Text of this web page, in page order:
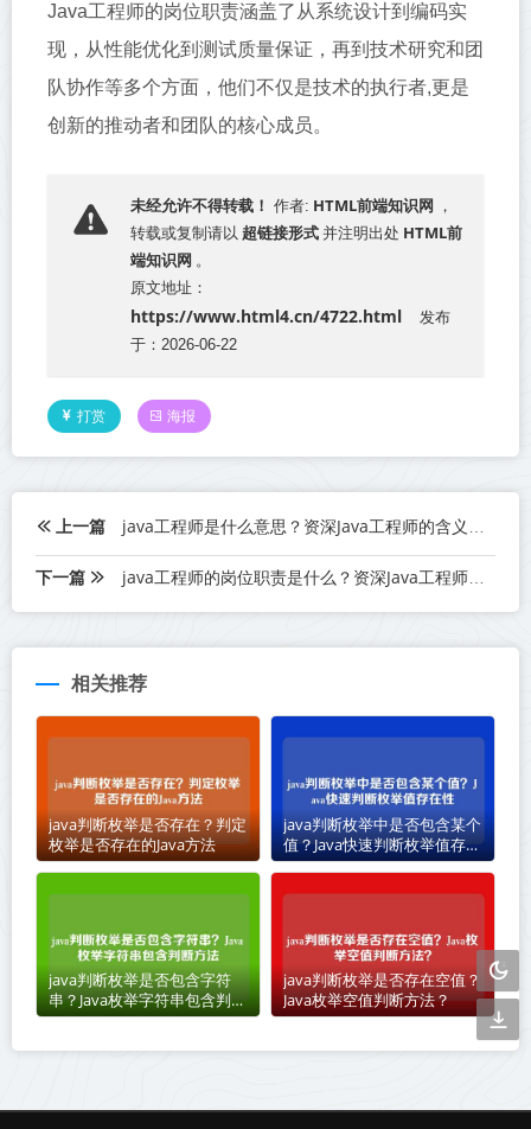
Java工程师的岗位职责涵盖了从系统设计到编码实
现，从性能优化到测试质量保证，再到技术研究和团
队协作等多个方面，他们不仅是技术的执行者,更是
创新的推动者和团队的核心成员。
未经允许不得转载！ 作者: HTML前端知识网 ，
转载或复制请以 超链接形式 并注明出处 HTML前
端知识网 。
原文地址：
https://www.html4.cn/4722.html
发布
于：2026-06-22
打赏 海报
上一篇 java工程师是什么意思？资深Java工程师的含义解析
下一篇 java工程师的岗位职责是什么？资深Java工程师岗位职责详解
相关推荐
java判断枚举是否存在？判定
枚举是否存在的Java方法
java判断枚举中是否包含某个
值？Java快速判断枚举值存在
性
java判断枚举是否包含字符
串？Java枚举字符串包含判断
方法
java判断枚举是否存在空值？
Java枚举空值判断方法？